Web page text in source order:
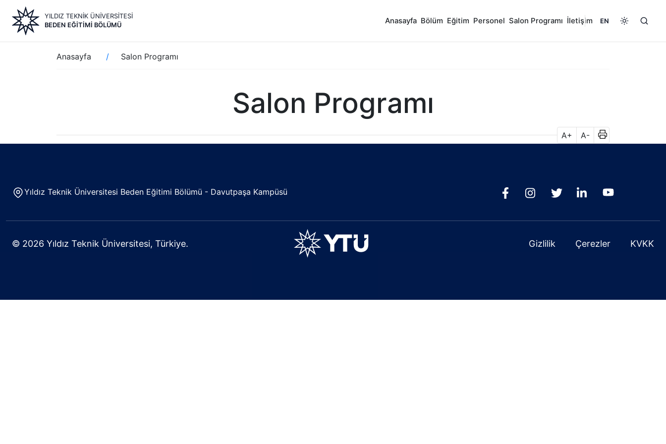
içeriğe
YILDIZ TEKNİK ÜNİVERSİTESİ
BEDEN EĞITIMI BÖLÜMÜ
Anasayfa Bölüm Eğitim Personel Salon Programı İletişim EN
Sayfa
yolu
Anasayfa Salon Programı
Salon Programı
A+ A-
Yıldız Teknik Üniversitesi Beden Eğitimi Bölümü - Davutpaşa Kampüsü
© 2026 Yıldız Teknik Üniversitesi, Türkiye. Gizlilik Çerezler KVKK